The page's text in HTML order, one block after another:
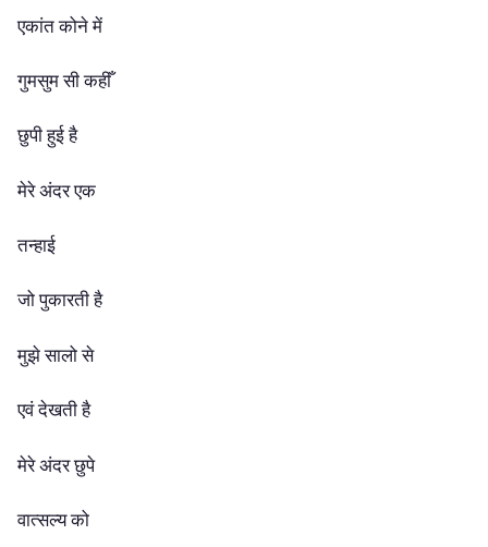
एकांत कोने में
गुमसुम सी कहीँ
छुपी हुई है
मेरे अंदर एक
तन्हाई
जो पुकारती है
मुझे सालो से
एवं देखती है
मेरे अंदर छुपे
वात्सल्य को